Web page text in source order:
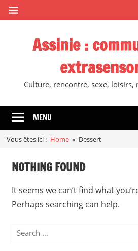
Skip
to
Assinie :
Culture, rencontre, sexe,
MENU
Vous êtes ici : Home Dessert
NOTHING FOUND
It seems we can’t find what
Perhaps searching can help.